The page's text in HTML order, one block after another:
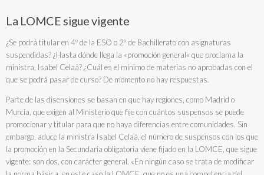
La LOMCE sigue vigente
¿Se podrá titular en 4º de la ESO o 2º de Bachillerato con asignaturas
suspendidas? ¿Hasta dónde llega la «promoción general» que proclama la
ministra, Isabel Celaá? ¿Cuál es el mínimo de materias no aprobadas con el
que se podrá pasar de curso? De momento no hay respuestas.
Parte de las disensiones se basan en que hay regiones, como Madrid o
Murcia, que exigen al Ministerio que fije con cuántos suspensos se puede
promocionar y titular para que no haya diferencias entre comunidades. Sin
embargo, aduce la ministra Isabel Celaá, el número de suspensos con los que
la promoción en la Secundaria obligatoria viene fijado en la LOMCE, que sigue
vigente: son dos, con carácter general. «En ningún caso se trata de modificar